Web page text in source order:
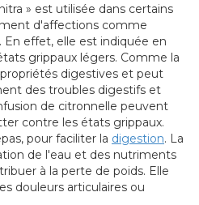
» est utilisée dans certains
d'affections comme
En effet, elle est indiquée en
grippaux légers. Comme la
digestives et peut
des troubles digestifs et
de citronnelle peuvent
contre les états grippaux.
pour faciliter la digestion. La
de l'eau et des nutriments
à la perte de poids. Elle
douleurs articulaires ou